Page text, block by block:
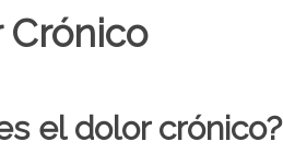
Crónico
el dolor crónico?